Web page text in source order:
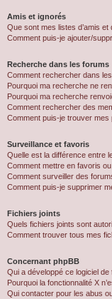
Amis et ignorés
Que sont mes listes d’amis et
Comment puis-je ajouter/
Recherche dans les forums
Comment rechercher dans
Pourquoi ma recherche ne
Pourquoi ma recherche
Comment rechercher des
Comment puis-je trouver
Surveillance et favoris
Quelle est la différence entre
Comment mettre en favoris
Comment surveiller des
Comment puis-je supprimer
Fichiers joints
Quels fichiers joints sont
Comment trouver tous mes
Concernant phpBB
Qui a développé ce logiciel de
Pourquoi la fonctionnalité X
Qui contacter pour les abus